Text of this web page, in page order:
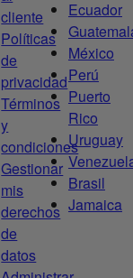
cliente
Políticas
de
privacidad
Términos
y
condiciones
Gestionar
mis
derechos
de
datos
Ecuador
México
Perú
Puerto
Rico
Uruguay
Brasil
Jamaica